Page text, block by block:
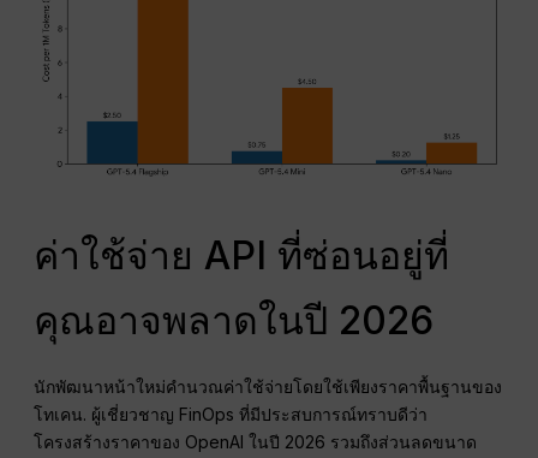
ค่าใช้จ่าย API ที่ซ่อนอยู่ที่
คุณอาจพลาดในปี 2026
นักพัฒนาหน้าใหม่คำนวณค่าใช้จ่ายโดยใช้เพียงราคาพื้นฐานของ
โทเคน. ผู้เชี่ยวชาญ FinOps ที่มีประสบการณ์ทราบดีว่า
โครงสร้างราคาของ OpenAI ในปี 2026 รวมถึงส่วนลดขนาด